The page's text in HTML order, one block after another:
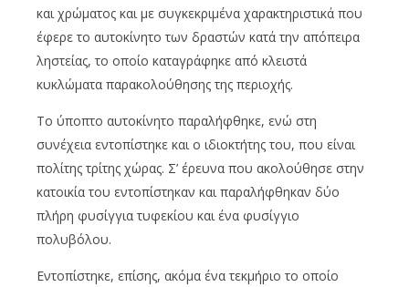
και χρώματος και με συγκεκριμένα χαρακτηριστικά που
έφερε το αυτοκίνητο των δραστών κατά την απόπειρα
ληστείας, το οποίο καταγράφηκε από κλειστά
κυκλώματα παρακολούθησης της περιοχής.
Το ύποπτο αυτοκίνητο παραλήφθηκε, ενώ στη
συνέχεια εντοπίστηκε και ο ιδιοκτήτης του, που είναι
πολίτης τρίτης χώρας. Σ’ έρευνα που ακολούθησε στην
κατοικία του εντοπίστηκαν και παραλήφθηκαν δύο
πλήρη φυσίγγια τυφεκίου και ένα φυσίγγιο
πολυβόλου.
Εντοπίστηκε, επίσης, ακόμα ένα τεκμήριο το οποίο